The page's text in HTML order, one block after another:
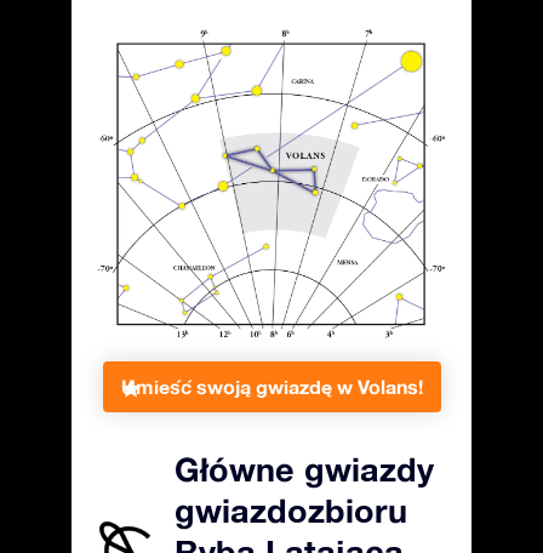
Umieść swoją gwiazdę w Volans!
Główne gwiazdy
gwiazdozbioru